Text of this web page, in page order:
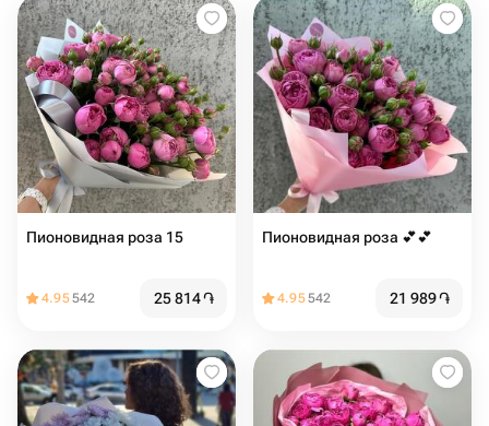
Пионовидная роза 15
4.95542 25 814֏
Пионовидная роза 💕💕
4.95542 21 989֏